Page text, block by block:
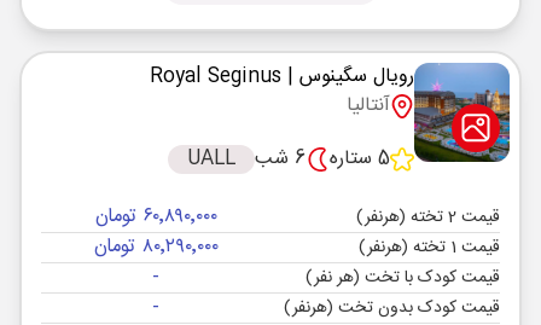
رویال سگینوس | Royal Seginus
آنتالیا
5 ستاره
6 شب UALL
قیمت 2 تخته (هرنفر) ۶۰٬۸۹۰٬۰۰۰ تومان
قیمت 1 تخته (هرنفر) ۸۰٬۲۹۰٬۰۰۰ تومان
قیمت کودک با تخت (هر نفر) -
قیمت کودک بدون تخت (هرنفر) -